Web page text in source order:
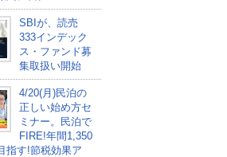
SBIが、読売
333インデック
ス・ファンド募
集取扱い開始
4/20(月)民泊の
正しい始め方セ
ミナー。民泊で
FIRE!年間1,350
指す!節税効果ア